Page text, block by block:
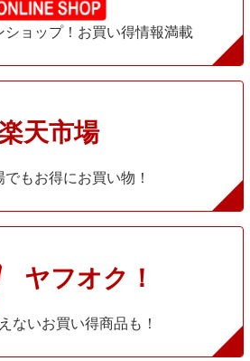
ョップ！お買い得情報満載
天市場
もお得にお買い物！
ヤフオク！
ないお買い得商品も！